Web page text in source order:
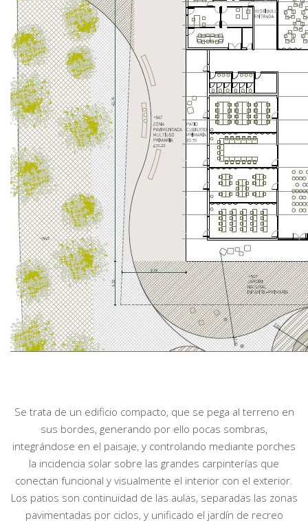
Se trata de un edificio compacto, que se pega al terreno en
sus bordes, generando por ello pocas sombras,
integrándose en el paisaje, y controlando mediante porches
la incidencia solar sobre las grandes carpinterías que
conectan funcional y visualmente el interior con el exterior.
Los patios son continuidad de las aulas, separadas las zonas
pavimentadas por ciclos, y unificado el jardín de recreo